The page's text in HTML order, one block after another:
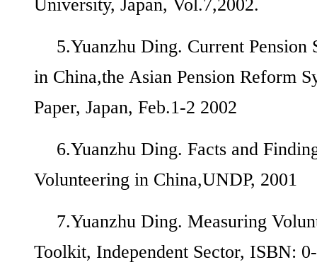
University, Japan, Vol.7,2002.
5.Yuanzhu Ding. Current Pension
in China,the Asian Pension Reform
Paper, Japan, Feb.1-2 2002
6.Yuanzhu Ding. Facts and
Volunteering in China,UNDP, 2001
7.Yuanzhu Ding. Measuring
Toolkit, Independent Sector, ISBN: